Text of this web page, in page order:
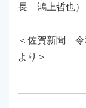
長 鴻上哲也）
＜佐賀新聞 令
より＞